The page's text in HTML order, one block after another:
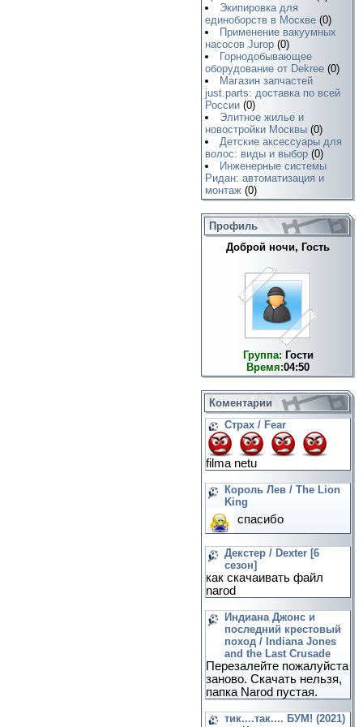
Экипировка для
единоборств в Москве (0)
Применение вакуумных
насосов Jurop (0)
Горнодобывающее
оборудование от Dekree (0)
Магазин запчастей
just.parts: доставка по всей
России (0)
Элитное жилье и
новостройки Москвы (0)
Детские аксессуары для
волос: виды и выбор (0)
Инженерные системы
Ридан: автоматизация и
монтаж (0)
Профиль
Доброй ночи, Гость
Группа: Гости
Время:04:50
Коментарии
Страх / Fear
filma netu
Король Лев / The Lion
King
спасибо
Декстер / Dexter [6
сезон]
как скачаивать файл
narod
Индиана Джонс и
последний крестовый
поход / Indiana Jones
and the Last Crusade
Перезалейте пожалуйста
заново. Скачать нельзя,
папка Narod пустая.
тик....так.... БУМ! (2021)